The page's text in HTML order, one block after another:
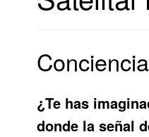
¿Te has
donde la señal